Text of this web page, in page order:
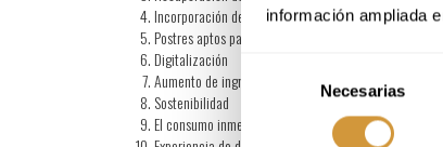
información ampliada
consentimiento
Necesarias
Incorporación de vegetales y verduras
Postres aptos para todo el mundo
Digitalización
Aumento de ingredientes como el caramelo,
Sostenibilidad
El consumo inmediato en el restaurante permite la